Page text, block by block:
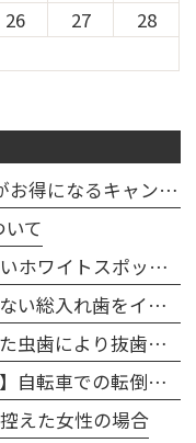
26 27
28
9月末まで前歯部セラミック価格がお得になるキャンペーン実施中🦷
て
【モニター価格有り】歯を削らないホワイトスポット治療キャンペーンのお知らせ
【インプラント症例】上手く噛めない総入れ歯をインプラントで噛めるように改善
【インプラント症例】深く進行した虫歯により抜歯、インプラントで修復
【フラップレスインプラント症例】自転車での転倒で前歯を折ってしまったケース
えた女性の場合